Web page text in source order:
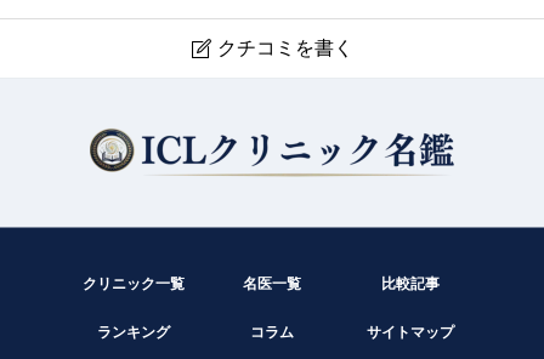
 クチコミを書く
現在クチコミは投稿できません。
クリニック一覧 名医一覧 比較記事
ランキング コラム サイトマップ